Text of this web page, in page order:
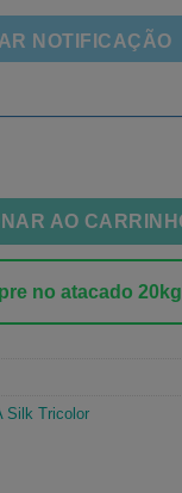
NOTIFICAÇÃO
Azul e Verde
AO
no atacado
Silk Tricolor